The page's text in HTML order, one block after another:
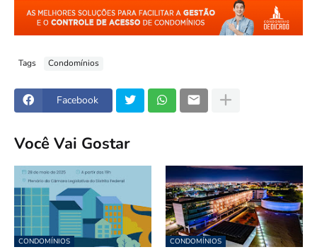
Tags Condomínios
Facebook
Você Vai Gostar
CONDOMÍNIOS CONDOMÍNIOS